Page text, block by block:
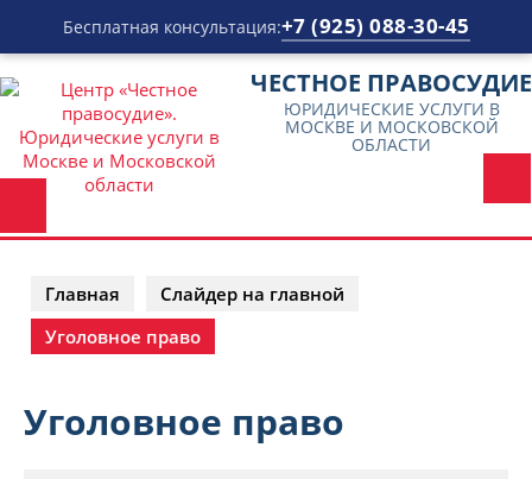
Бесплатная консультация:+7 (925) 088-30-45
Перейти
к
содержимому
ЧЕСТНОЕ ПРАВОСУДИЕ
ЮРИДИЧЕСКИЕ УСЛУГИ В
МОСКВЕ И МОСКОВСКОЙ
ОБЛАСТИ
Главная
Слайдер на главной
Уголовное право
Уголовное право